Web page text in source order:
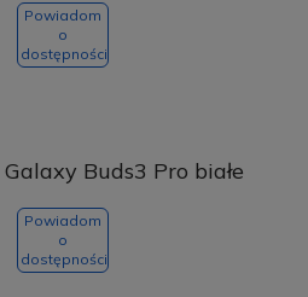
Powiadom
o
dostępności
Buds3 Pro białe
Powiadom
o
dostępności